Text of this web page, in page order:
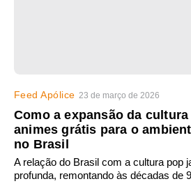
Feed Apólice 23 de março de 2026
Como a expansão da
animes grátis para o
no Brasil
A relação do Brasil com a cultura pop
profunda, remontando às décadas de